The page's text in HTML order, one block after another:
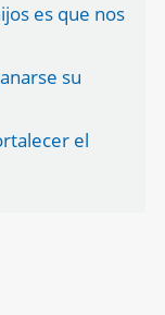
es que nos
su
el